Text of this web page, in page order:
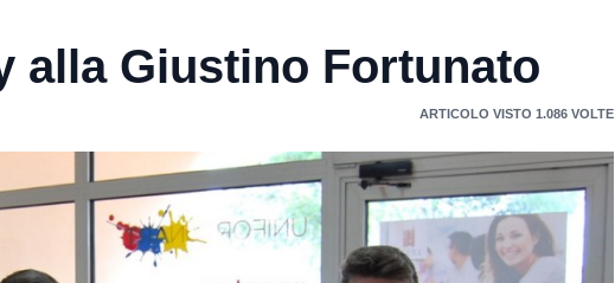
alla Giustino Fortunato
ARTICOLO VISTO 1.086 VOLTE